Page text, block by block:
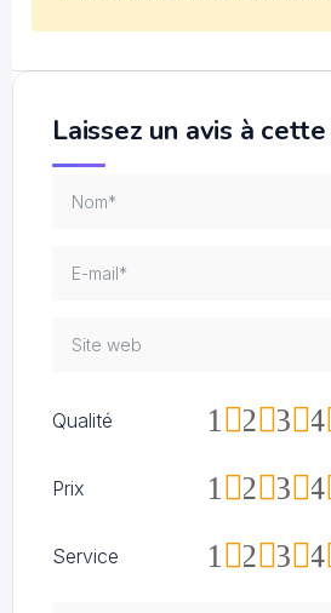
Laissez un avis à
Qualité 4
3
2
1
Prix 4
3
2
1
Service 4
3
2
1